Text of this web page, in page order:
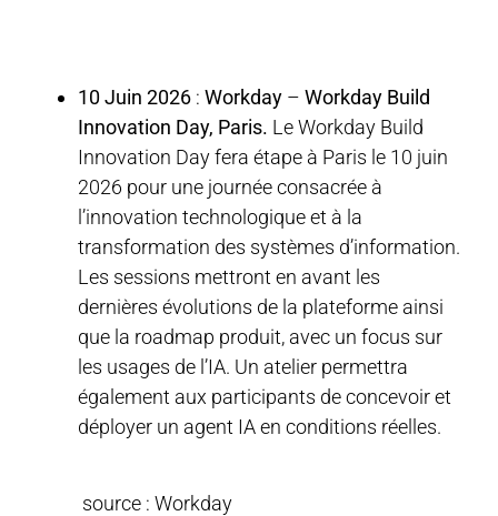
10 Juin 2026 : Workday – Workday Build
Innovation Day, Paris. Le Workday Build
Innovation Day fera étape à Paris le 10 juin
2026 pour une journée consacrée à
l’innovation technologique et à la
transformation des systèmes d’information.
Les sessions mettront en avant les
dernières évolutions de la plateforme ainsi
que la roadmap produit, avec un focus sur
les usages de l’IA. Un atelier permettra
également aux participants de concevoir et
déployer un agent IA en conditions réelles.
source : Workday